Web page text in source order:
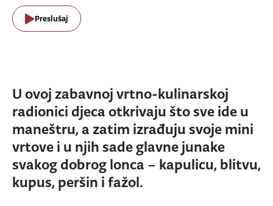
Preslušaj
U ovoj zabavnoj vrtno-kulinarskoj
radionici djeca otkrivaju što sve ide u
maneštru, a zatim izrađuju svoje mini
vrtove i u njih sade glavne junake
svakog dobrog lonca – kapulicu, blitvu,
kupus, peršin i fažol.